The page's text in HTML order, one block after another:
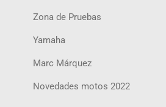
Zona de Pruebas
Yamaha
Marc Márquez
Novedades motos 2022